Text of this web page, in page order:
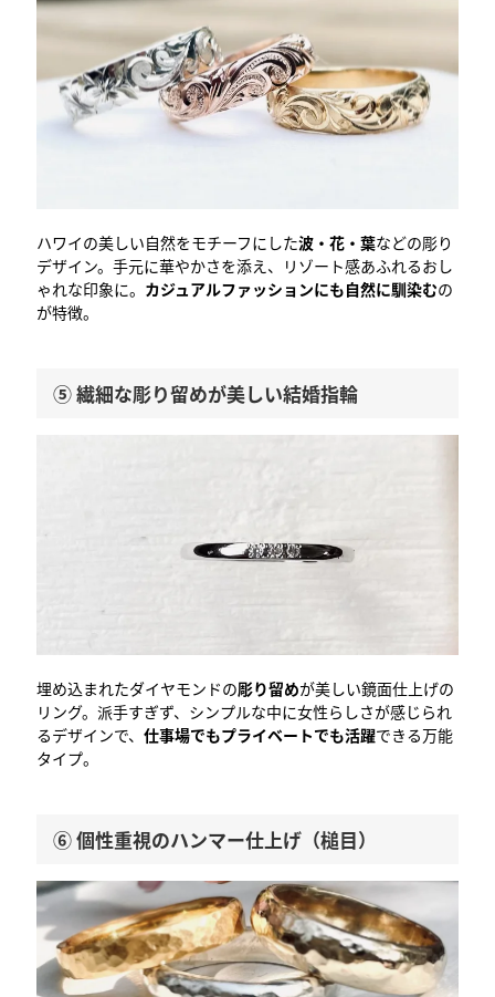
ハワイの美しい自然をモチーフにした波・花・葉などの彫り
デザイン。手元に華やかさを添え、リゾート感あふれるおし
ゃれな印象に。 カジュアルファッションにも自然に馴染むの
が特徴。
⑤ 繊細な彫り留めが美しい結婚指輪
埋め込まれたダイヤモンドの彫り留めが美しい鏡面仕上げの
リング。派手すぎず、シンプルな中に女性らしさが感じられ
るデザインで、仕事場でもプライベートでも活躍できる万能
タイプ。
⑥ 個性重視のハンマー仕上げ（槌目）